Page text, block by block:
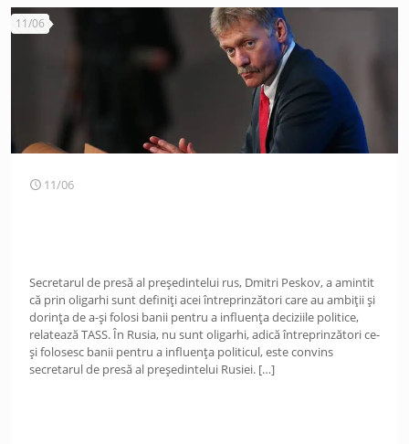
11/06
11/06
Secretarul de presă al președintelui rus, Dmitri Peskov, a amintit
că prin oligarhi sunt definiți acei întreprinzători care au ambiții și
dorința de a-și folosi banii pentru a influența deciziile politice,
relatează TASS. În Rusia, nu sunt oligarhi, adică întreprinzători ce-
și folosesc banii pentru a influența politicul, este convins
secretarul de presă al președintelui Rusiei. […]